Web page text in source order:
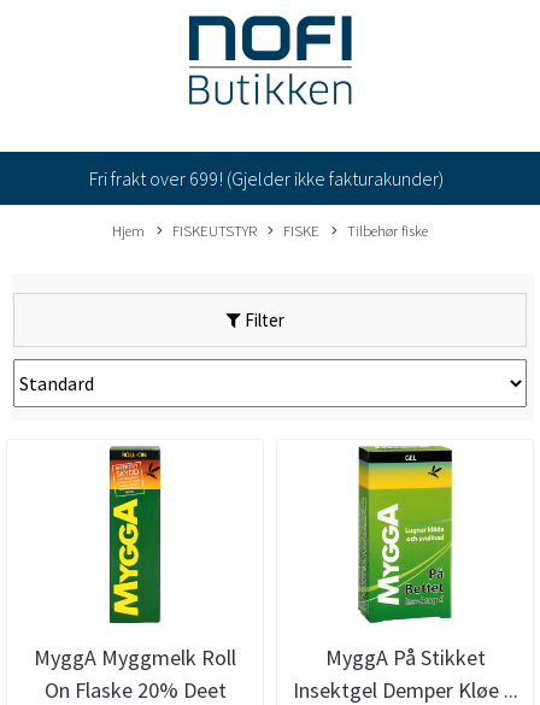
Fri frakt over 699! (Gjelder ikke fakturakunder)
Hjem FISKEUTSTYR FISKE Tilbehør fiske
Filter
MyggA Myggmelk Roll
On Flaske 20% Deet
MyggA På Stikket
Insektgel Demper Kløe ...